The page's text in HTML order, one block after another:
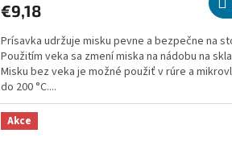
je
z
5
hviezdičiek.
€9,18
Prísavka udržuje misku pevne a bezpečne na
Použitím veka sa zmení miska na nádobu na
Misku bez veka je možné použiť v rúre a
do 200 °C....
Akce